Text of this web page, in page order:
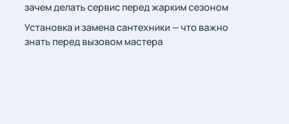
зачем делать сервис перед жарким сезоном
Установка и замена сантехники — что важно
знать перед вызовом мастера